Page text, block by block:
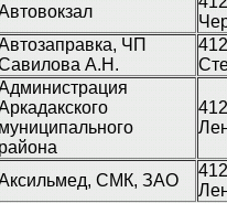
ЧП
А.Н.
муниципального
района
СМК, ЗАО